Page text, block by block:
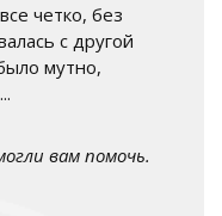
четко, без
с другой
мутно,
вам помочь.